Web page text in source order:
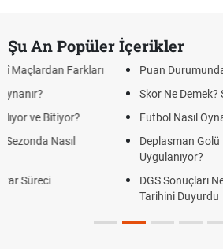
Şu An Popüler İçerikler
Puan Durumunda AG, OM ve Diğer
Skor Ne Demek? Sporda Skor ve
Futbol Nasıl Oynanır? Temel Futbol
Deplasman Golü Kuralı Nedir?
DGS Sonuçları Ne Zaman